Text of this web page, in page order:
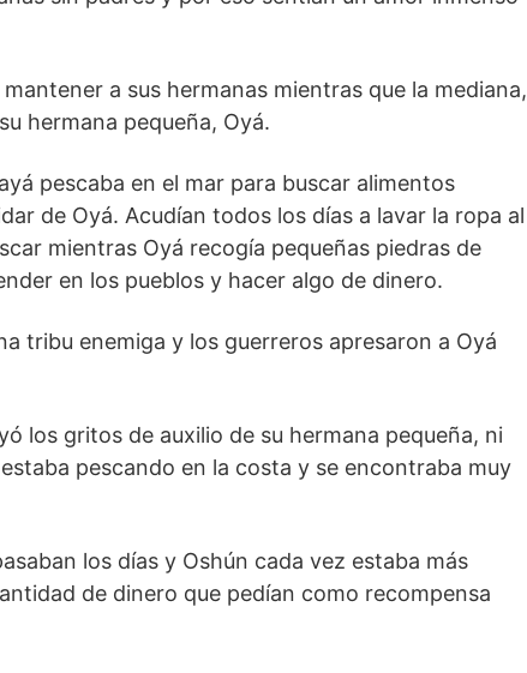
a sus hermanas mientras que la mediana,
hermana pequeña, Oyá.
pescaba en el mar para buscar alimentos
de Oyá. Acudían todos los días a lavar la ropa al
mientras Oyá recogía pequeñas piedras de
en los pueblos y hacer algo de dinero.
tribu enemiga y los guerreros apresaron a Oyá
los gritos de auxilio de su hermana pequeña, ni
pescando en la costa y se encontraba muy
los días y Oshún cada vez estaba más
de dinero que pedían como recompensa